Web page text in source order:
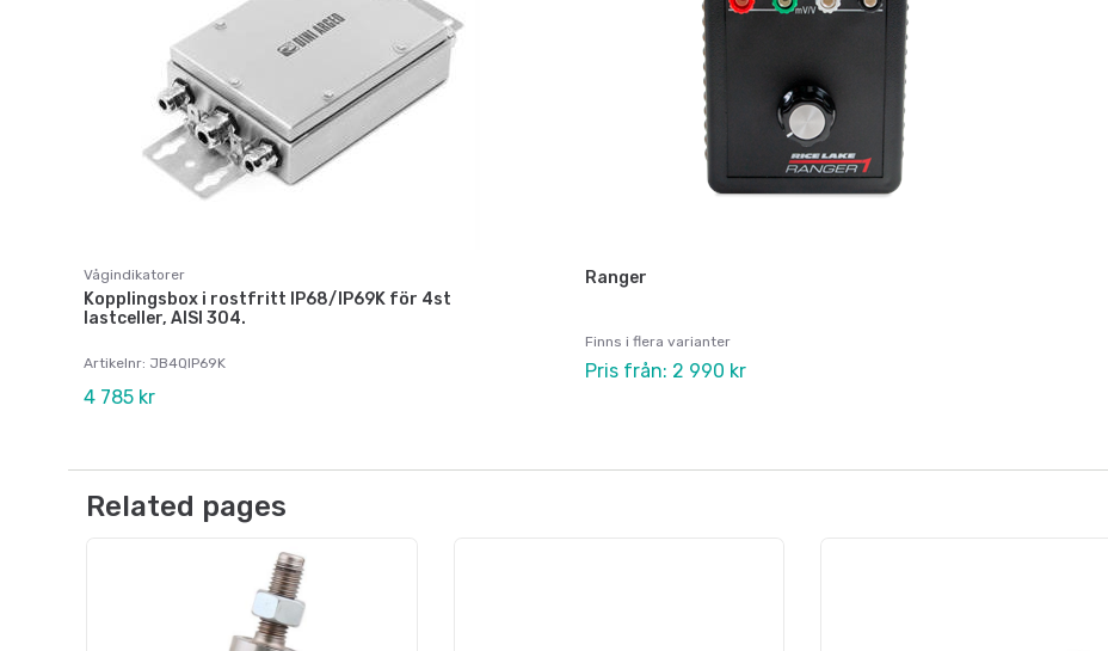
Vågindikatorer
Kopplingsbox i rostfritt IP68/IP69K för 4st
lastceller, AISI 304.
Artikelnr: JB4QIP69K
4 785 kr
Ranger
Finns i flera varianter
Pris från: 2 990 kr
Related pages